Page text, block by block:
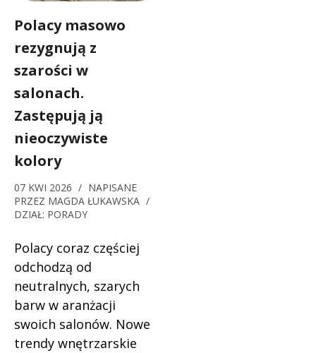
Polacy masowo
rezygnują z
szarości w
salonach.
Zastępują ją
nieoczywiste
kolory
07 KWI 2026 / NAPISANE
PRZEZ MAGDA ŁUKAWSKA /
DZIAŁ: PORADY
Polacy coraz częściej
odchodzą od
neutralnych, szarych
barw w aranżacji
swoich salonów. Nowe
trendy wnętrzarskie